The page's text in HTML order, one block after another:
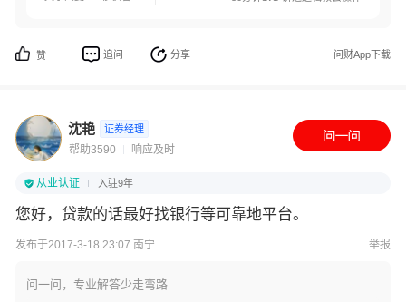
赞 追问 分享 问财App下载
沈艳 证券经理
帮助3590 响应及时
从业认证 入驻9年
您好，贷款的话最好找银行等可靠地平台。
发布于2017-3-18 23:07 南宁 举报
问一问，专业解答少走弯路